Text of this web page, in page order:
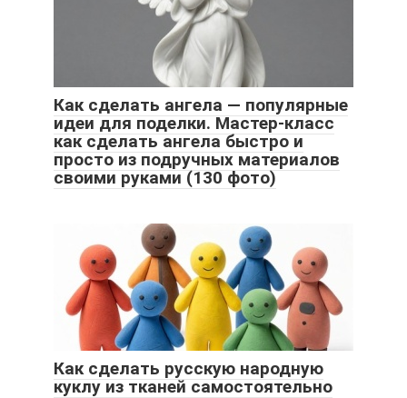
Как сделать ангела — популярные
идеи для поделки. Мастер-класс
как сделать ангела быстро и
просто из подручных материалов
своими руками (130 фото)
Как сделать русскую народную
куклу из тканей самостоятельно